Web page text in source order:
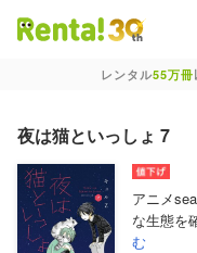
レンタル55万冊
夜は猫といっしょ 7
アニメ
な生態を
む